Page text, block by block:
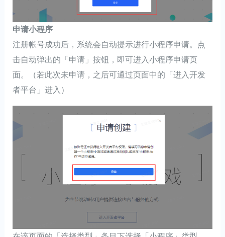
申请小程序
注册帐号成功后，系统会自动提示进行小程序申请。点
击自动弹出的「申请」按钮，即可进入小程序申请页
面。（若此次未申请，之后可通过页面中的「进入开发
者平台」进入）